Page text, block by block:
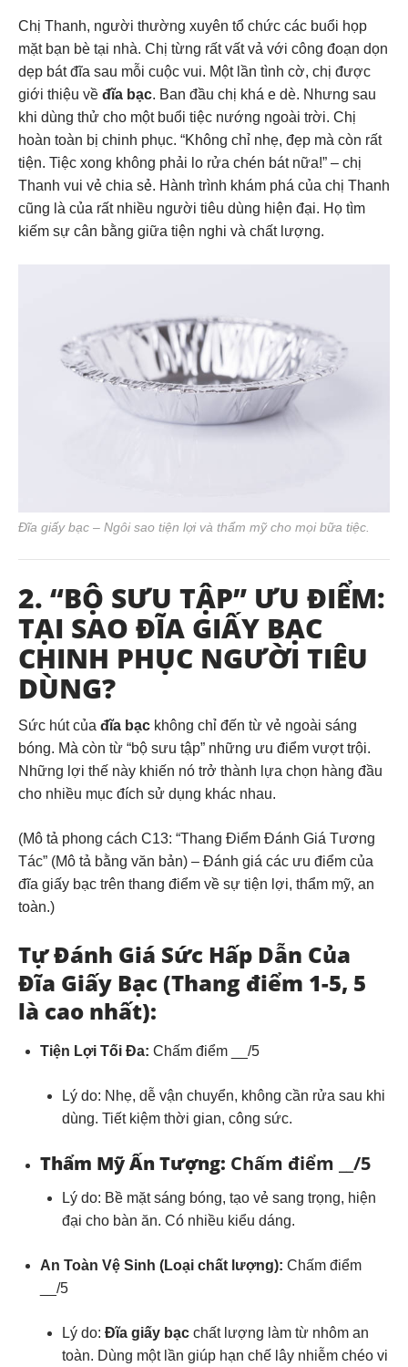
Chị Thanh, người thường xuyên tổ chức các buổi họp
mặt bạn bè tại nhà. Chị từng rất vất vả với công đoạn dọn
dẹp bát đĩa sau mỗi cuộc vui. Một lần tình cờ, chị được
giới thiệu về đĩa bạc. Ban đầu chị khá e dè. Nhưng sau
khi dùng thử cho một buổi tiệc nướng ngoài trời. Chị
hoàn toàn bị chinh phục. “Không chỉ nhẹ, đẹp mà còn rất
tiện. Tiệc xong không phải lo rửa chén bát nữa!” – chị
Thanh vui vẻ chia sẻ. Hành trình khám phá của chị Thanh
cũng là của rất nhiều người tiêu dùng hiện đại. Họ tìm
kiếm sự cân bằng giữa tiện nghi và chất lượng.
Đĩa giấy bạc – Ngôi sao tiện lợi và thẩm mỹ cho mọi bữa tiệc.
2. “BỘ SƯU TẬP” ƯU ĐIỂM:
TẠI SAO ĐĨA GIẤY BẠC
CHINH PHỤC NGƯỜI TIÊU
DÙNG?
Sức hút của đĩa bạc không chỉ đến từ vẻ ngoài sáng
bóng. Mà còn từ “bộ sưu tập” những ưu điểm vượt trội.
Những lợi thế này khiến nó trở thành lựa chọn hàng đầu
cho nhiều mục đích sử dụng khác nhau.
(Mô tả phong cách C13: “Thang Điểm Đánh Giá Tương
Tác” (Mô tả bằng văn bản) – Đánh giá các ưu điểm của
đĩa giấy bạc trên thang điểm về sự tiện lợi, thẩm mỹ, an
toàn.)
Tự Đánh Giá Sức Hấp Dẫn Của
Đĩa Giấy Bạc (Thang điểm 1-5, 5
là cao nhất):
Tiện Lợi Tối Đa: Chấm điểm __/5
Lý do: Nhẹ, dễ vận chuyển, không cần rửa sau khi
dùng. Tiết kiệm thời gian, công sức.
Thẩm Mỹ Ấn Tượng: Chấm điểm __/5
Lý do: Bề mặt sáng bóng, tạo vẻ sang trọng, hiện
đại cho bàn ăn. Có nhiều kiểu dáng.
An Toàn Vệ Sinh (Loại chất lượng): Chấm điểm
__/5
Lý do: Đĩa giấy bạc chất lượng làm từ nhôm an
toàn. Dùng một lần giúp hạn chế lây nhiễm chéo vi